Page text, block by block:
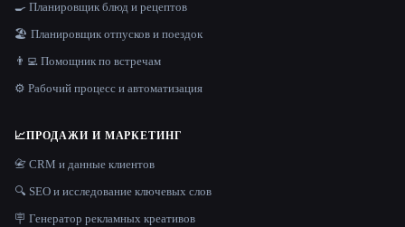
🍳 Планировщик блюд и рецептов
🏖 Планировщик отпусков и поездок
👨‍💻 Помощник по встречам
⚙️ Рабочий процесс и автоматизация
📈ПРОДАЖИ И МАРКЕТИНГ
📇 CRM и данные клиентов
🔍 SEO и исследование ключевых слов
🪧 Генератор рекламных креативов